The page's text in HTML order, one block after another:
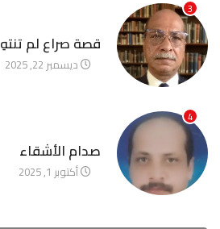
3
قصة صراع لم تنتهِ
ديسمبر 22, 2025
4
صدام الأشقاء
أكتوبر 1, 2025